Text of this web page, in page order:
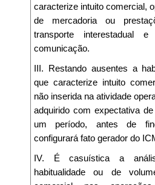
caracterize intuito comercial,
de mercadoria ou
transporte interestadual
comunicação.
III. Restando ausentes a
que caracterize intuito
não inserida na atividade
adquirido com expectativa
um período, antes de
configurará fato gerador do
IV. É casuística a
habitualidade ou de